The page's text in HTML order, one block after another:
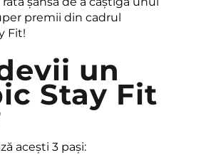
premii din cadrul
Fit!
un
Stay Fit
acești 3 pași: